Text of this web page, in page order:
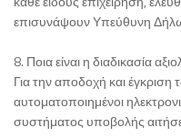
επισυνάψουν Υπεύθυνη
8. Ποια είναι η διαδικασία
Για την αποδοχή και έγκριση
αυτοματοποιημένοι
συστήματος υποβολής